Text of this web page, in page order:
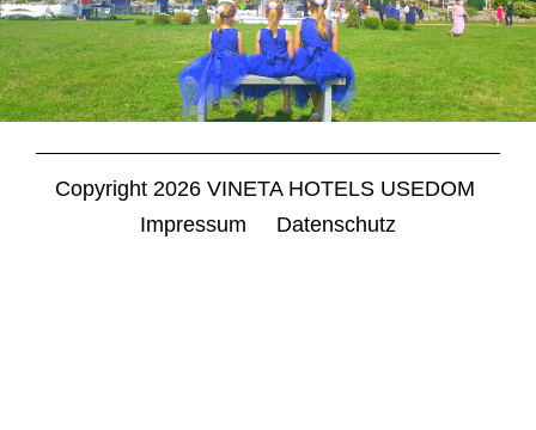
Copyright 2026 VINETA HOTELS USEDOM
Navigation
Impressum Datenschutz